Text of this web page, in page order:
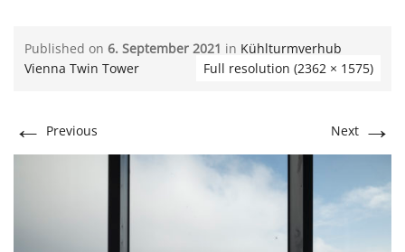
Published on 6. September 2021 in Kühlturmverhub
Vienna Twin Tower
Full resolution (2362 × 1575)
← Previous Next →